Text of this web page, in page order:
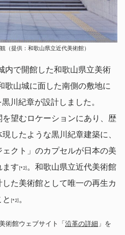
（提供：和歌山県立近代美術館）
内で開館した和歌山県立美術
歌山城に面した南側の敷地に
川紀章が設計しました。
望むロケーションにあり、歴
したような黒川紀章建築に、
ェクト」のカプセルが日本の美
ます[*2]。和歌山県立近代美術館
た美術館として唯一の再生カ
[*2]。
術館ウェブサイト「沿革の詳細 」を